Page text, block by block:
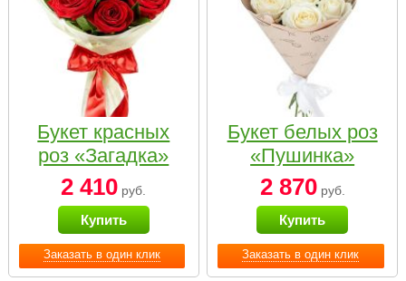
Заказать в один клик
Букет красных
роз «Загадка»
2 410 руб.
Купить
Заказать в один клик
Букет белых роз
«Пушинка»
2 870руб.
Купить